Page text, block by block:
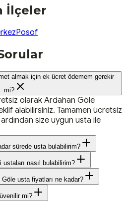
İlçeler
Posof
almak için ek ücret ödemem gerekir
mi?
olarak Ardahan Göle
alabilirsiniz. Tamamen ücretsiz
size uygun usta ile
sürede usta bulabilirim?
nasıl bulabilirim?
usta fiyatları ne kadar?
mi?